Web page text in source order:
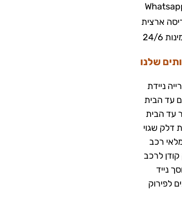
ארצית
24/6
שלנו
ניידת
עד הבית
עד הבית​
דלק שגוי
רכב
קודן לרכב
נייד
לפירוק